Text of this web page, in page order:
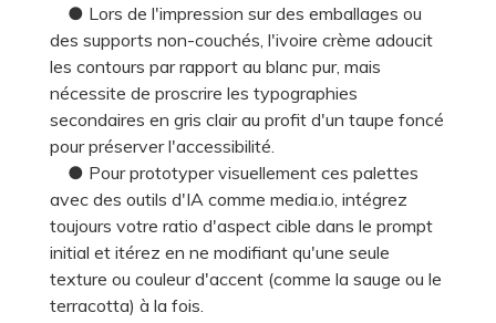
● Lors de l'impression sur des emballages ou
des supports non-couchés, l'ivoire crème adoucit
les contours par rapport au blanc pur, mais
nécessite de proscrire les typographies
secondaires en gris clair au profit d'un taupe foncé
pour préserver l'accessibilité.
● Pour prototyper visuellement ces palettes
avec des outils d'IA comme media.io, intégrez
toujours votre ratio d'aspect cible dans le prompt
initial et itérez en ne modifiant qu'une seule
texture ou couleur d'accent (comme la sauge ou le
terracotta) à la fois.